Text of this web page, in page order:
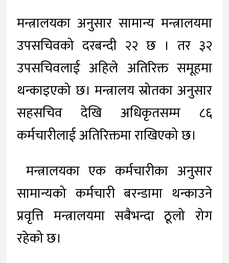
मन्त्रालयका अनुसार सामान्य मन्त्रालयमा
उपसचिवको दरबन्दी २२ छ । तर ३२
उपसचिवलाई अहिले अतिरिक्त समूहमा
थन्काइएको छ। मन्त्रालय स्रोतका अनुसार
सहसचिव देखि अधिकृतसम्म ८६
कर्मचारीलाई अतिरिक्तमा राखिएको छ।
मन्त्रालयका एक कर्मचारीका अनुसार
सामान्यको कर्मचारी बरन्डामा थन्काउने
प्रवृत्ति मन्त्रालयमा सबैभन्दा ठूलो रोग
रहेको छ।